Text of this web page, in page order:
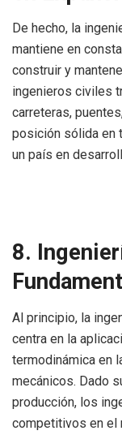
De hecho, la
mantiene en
construir y
ingenieros civiles
carreteras,
posición sólida en
un país en
8.
Al principio, la
centra en la
termodinámica en
mecánicos. Dado
producción, los
competitivos en el